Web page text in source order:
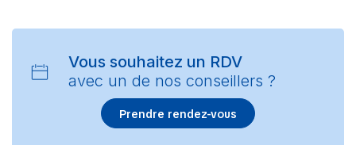
Vous souhaitez un RDV
avec un de nos conseillers ?
Prendre rendez-vous